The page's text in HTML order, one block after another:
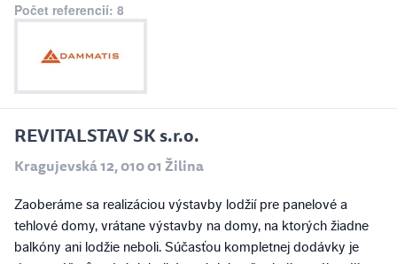
Počet referencií: 8
REVITALSTAV SK s.r.o.
Kragujevská 12, 010 01 Žilina
Zaoberáme sa realizáciou výstavby lodžií pre panelové a
tehlové domy, vrátane výstavby na domy, na ktorých žiadne
balkóny ani lodžie neboli. Súčasťou kompletnej dodávky je